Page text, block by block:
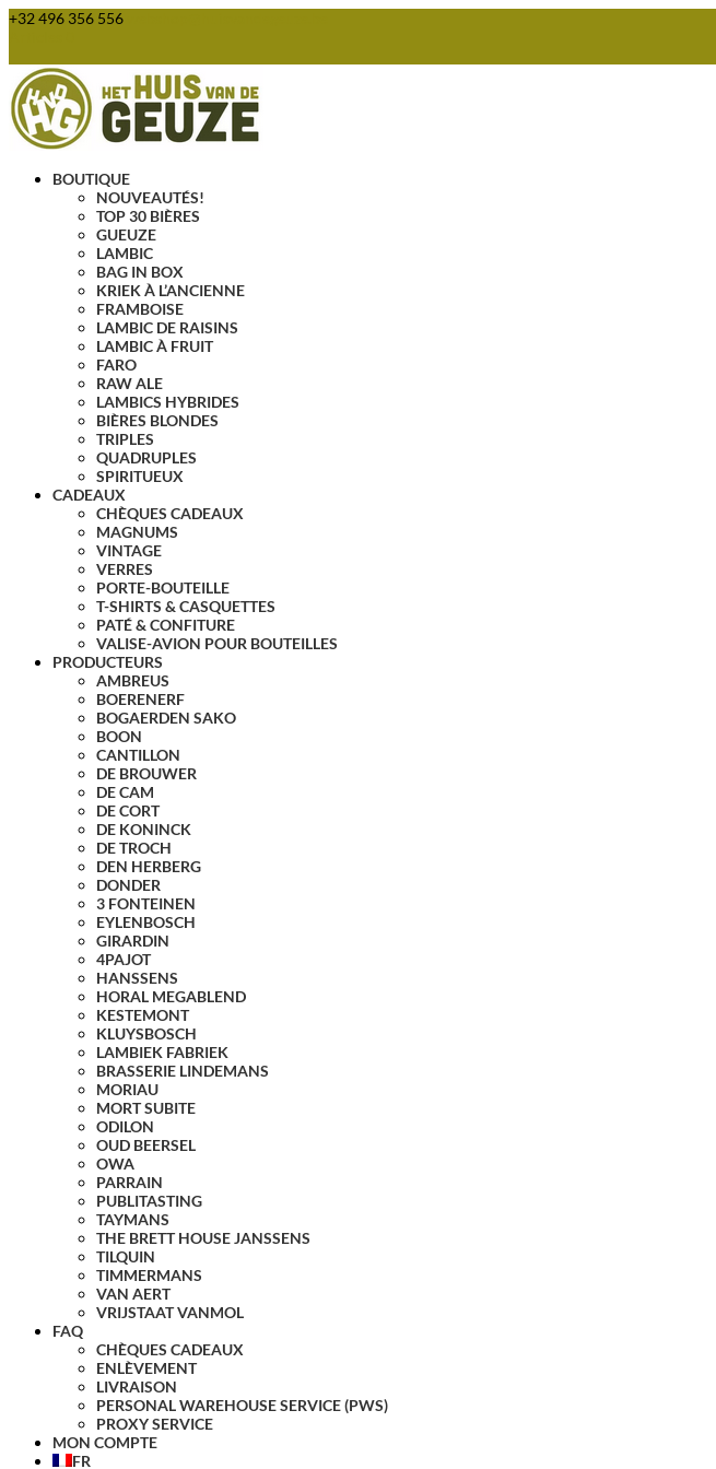
+32 496 356 556
BOUTIQUE
NOUVEAUTÉS!
TOP 30 BIÈRES
GUEUZE
LAMBIC
BAG IN BOX
KRIEK À L’ANCIENNE
FRAMBOISE
LAMBIC DE RAISINS
LAMBIC À FRUIT
FARO
RAW ALE
LAMBICS HYBRIDES
BIÈRES BLONDES
TRIPLES
QUADRUPLES
SPIRITUEUX
CADEAUX
CHÈQUES CADEAUX
MAGNUMS
VINTAGE
VERRES
PORTE-BOUTEILLE
T-SHIRTS & CASQUETTES
PATÉ & CONFITURE
VALISE-AVION POUR BOUTEILLES
PRODUCTEURS
AMBREUS
BOERENERF
BOGAERDEN SAKO
BOON
CANTILLON
DE BROUWER
DE CAM
DE CORT
DE KONINCK
DE TROCH
DEN HERBERG
DONDER
3 FONTEINEN
EYLENBOSCH
GIRARDIN
4PAJOT
HANSSENS
HORAL MEGABLEND
KESTEMONT
KLUYSBOSCH
LAMBIEK FABRIEK
BRASSERIE LINDEMANS
MORIAU
MORT SUBITE
ODILON
OUD BEERSEL
OWA
PARRAIN
PUBLITASTING
TAYMANS
THE BRETT HOUSE JANSSENS
TILQUIN
TIMMERMANS
VAN AERT
VRIJSTAAT VANMOL
FAQ
CHÈQUES CADEAUX
ENLÈVEMENT
LIVRAISON
PERSONAL WAREHOUSE SERVICE (PWS)
PROXY SERVICE
MON COMPTE
FR